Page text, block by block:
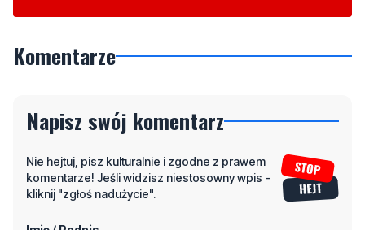
Komentarze
Napisz swój komentarz
Nie hejtuj, pisz kulturalnie i zgodne z prawem
komentarze! Jeśli widzisz niestosowny wpis -
kliknij "zgłoś nadużycie".